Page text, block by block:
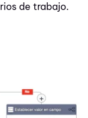
de trabajo.